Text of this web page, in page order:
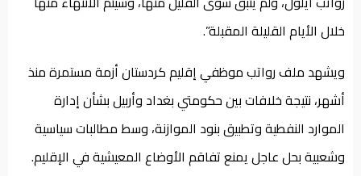
خلال الأيام القليلة المقبلة”.
ويشهد ملف رواتب موظفي إقليم كردستان أزمة مستمرة منذ
أشهر، نتيجة خلافات بين حكومتي بغداد وأربيل بشأن إدارة
الموارد النفطية وتطبيق بنود الموازنة، وسط مطالبات سياسية
وشعبية بحل عاجل يمنع تفاقم الأوضاع المعيشية في الإقليم.